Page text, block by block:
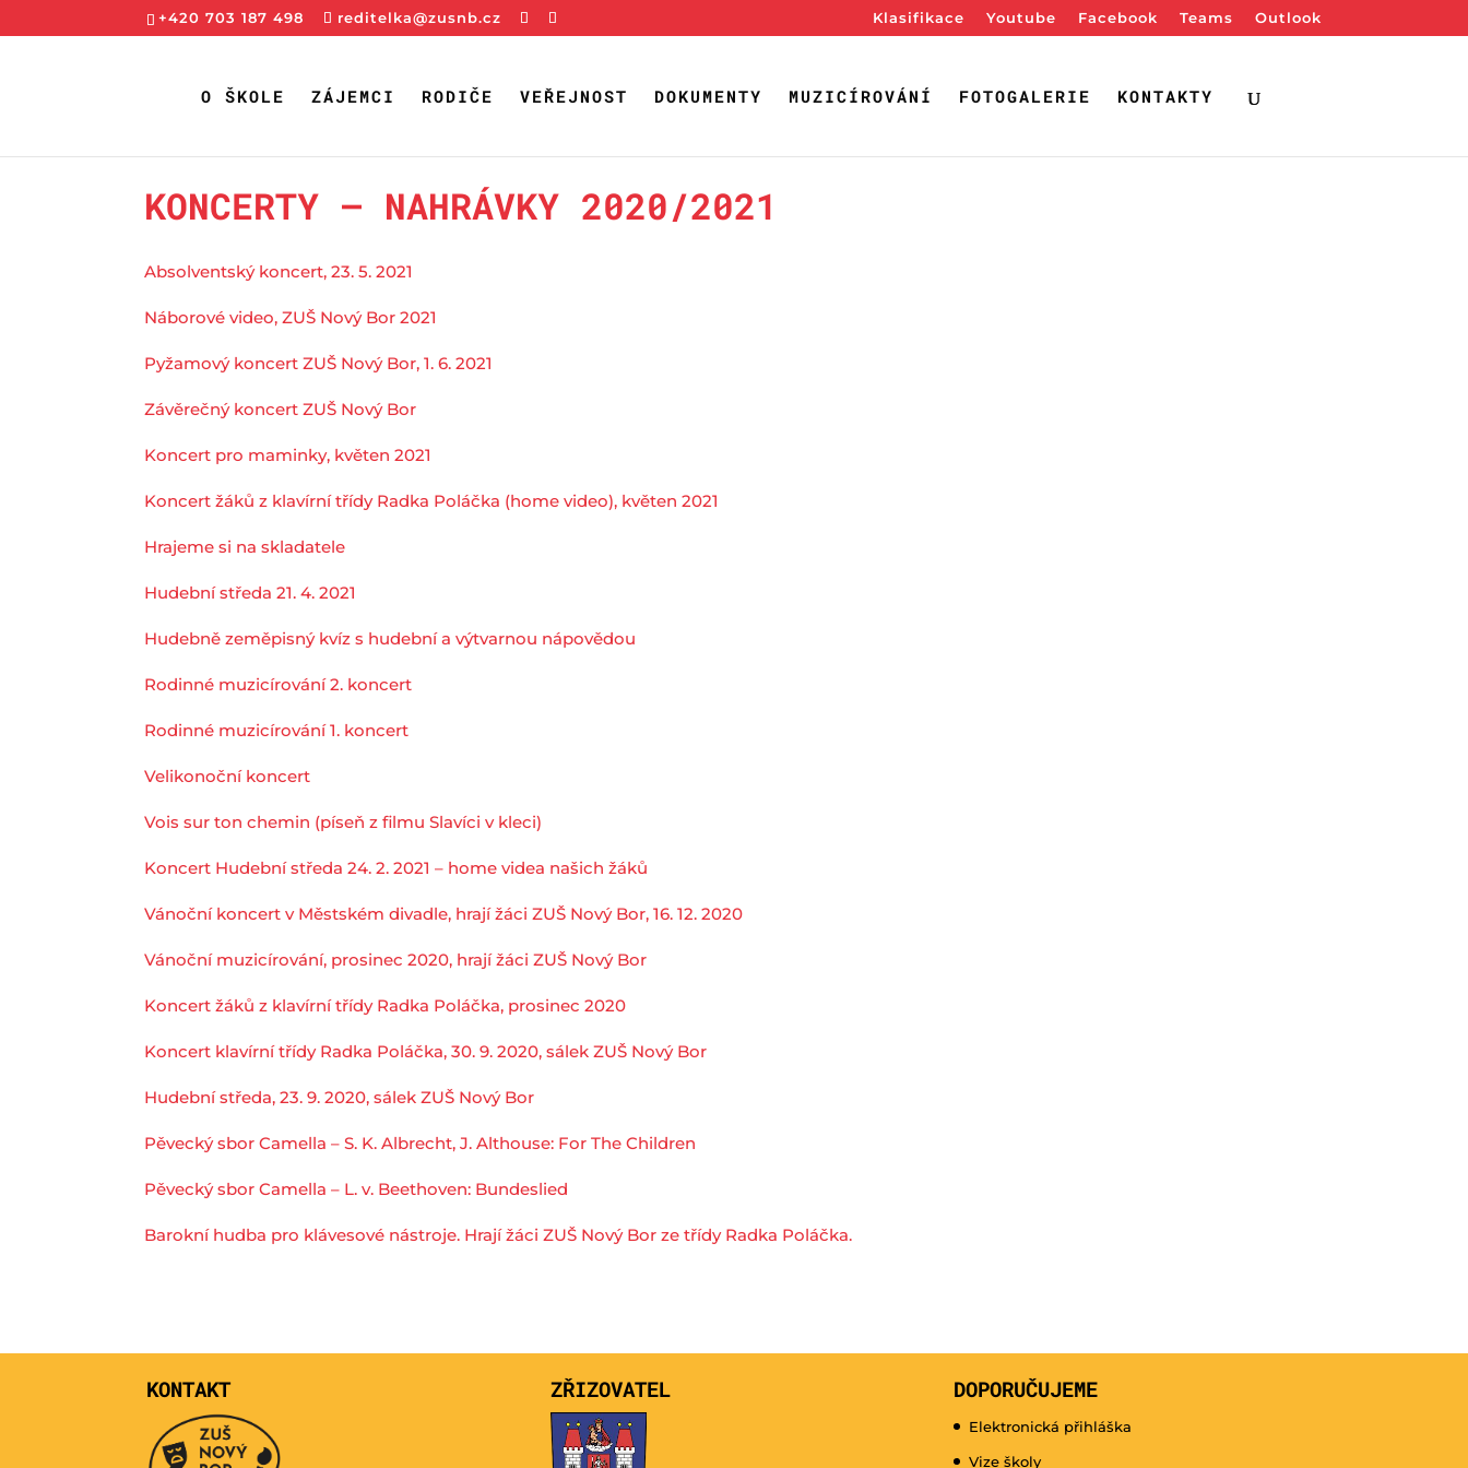
+420 703 187 498 reditelka@zusnb.cz Klasifikace Youtube Facebook Teams Outlook
O ŠKOLE ZÁJEMCI RODIČE VEŘEJNOST DOKUMENTY MUZICÍROVÁNÍ FOTOGALERIE KONTAKTY
KONCERTY – NAHRÁVKY 2020/2021
Absolventský koncert, 23. 5. 2021
Náborové video, ZUŠ Nový Bor 2021
Pyžamový koncert ZUŠ Nový Bor, 1. 6. 2021
Závěrečný koncert ZUŠ Nový Bor
Koncert pro maminky, květen 2021
Koncert žáků z klavírní třídy Radka Poláčka (home video), květen 2021
Hrajeme si na skladatele
Hudební středa 21. 4. 2021
Hudebně zeměpisný kvíz s hudební a výtvarnou nápovědou
Rodinné muzicírování 2. koncert
Rodinné muzicírování 1. koncert
Velikonoční koncert
Vois sur ton chemin (píseň z filmu Slavíci v kleci)
Koncert Hudební středa 24. 2. 2021 – home videa našich žáků
Vánoční koncert v Městském divadle, hrají žáci ZUŠ Nový Bor, 16. 12. 2020
Vánoční muzicírování, prosinec 2020, hrají žáci ZUŠ Nový Bor
Koncert žáků z klavírní třídy Radka Poláčka, prosinec 2020
Koncert klavírní třídy Radka Poláčka, 30. 9. 2020, sálek ZUŠ Nový Bor
Hudební středa, 23. 9. 2020, sálek ZUŠ Nový Bor
Pěvecký sbor Camella – S. K. Albrecht, J. Althouse: For The Children
Pěvecký sbor Camella – L. v. Beethoven: Bundeslied
Barokní hudba pro klávesové nástroje. Hrají žáci ZUŠ Nový Bor ze třídy Radka Poláčka.
KONTAKT ZŘIZOVATEL DOPORUČUJEME
Elektronická přihláška
Vize školy